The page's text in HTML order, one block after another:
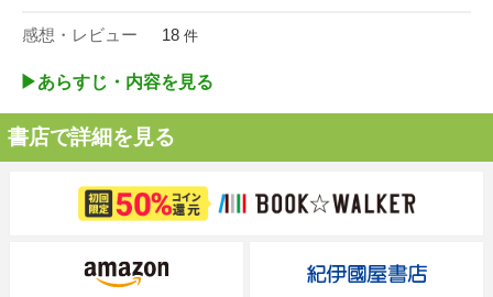
感想・レビュー 18 件
▶︎あらすじ・内容を見る
書店で詳細を見る